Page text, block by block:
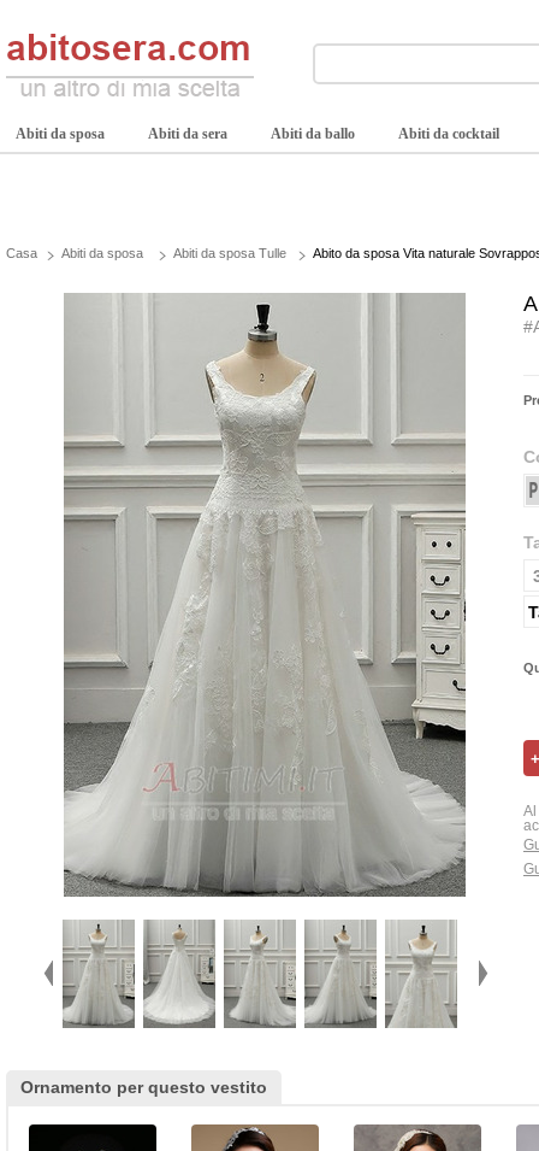
Abiti da sposa Abiti da sera Abiti da ballo Abiti da cocktail
Casa Abiti da sposa Abiti da sposa Tulle Abito da sposa Vita naturale
Al
Ornamento per questo vestito